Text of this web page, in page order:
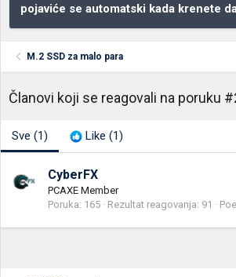
pojaviće se automatski kada krenete
M.2 SSD za malo para
Članovi koji se reagovali na poruku
Sve (1) Like (1)
CyberFX
PCAXE Member
Poruka 165 Rezultat reagovanja 91